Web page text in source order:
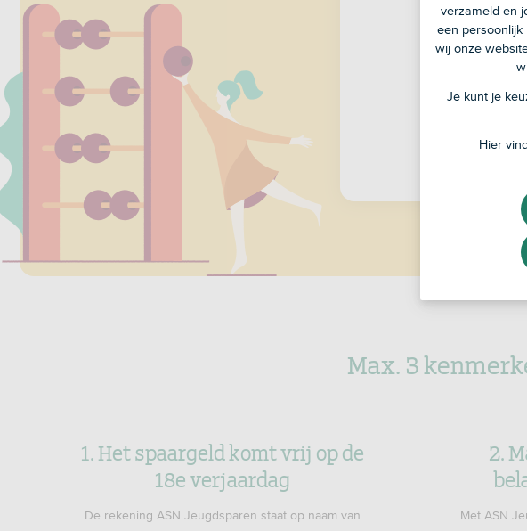
Usp 2
Usp 3
0%
*
Max. 3
1. Het spaargeld komt vrij op de
18e verjaardag
De rekening ASN Jeugdsparen staat op naam van
2.
Met ASN
verzameld en
een persoonlijk
wij onze
Je kunt je
Hier